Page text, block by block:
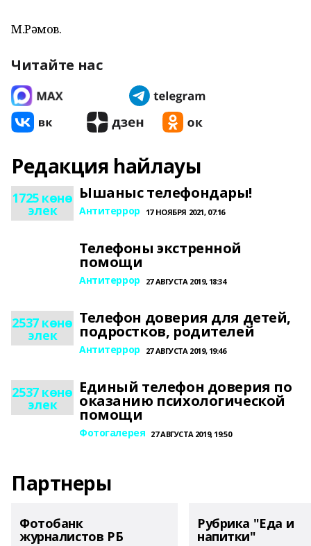
М.Рәмов.
Читайте нас
Редакция һайлауы
1725 көнө
элек
Ышаныс телефондары!
Антитеррор 17 НОЯБРЯ 2021, 07:16
Телефоны экстренной
помощи
Антитеррор 27 АВГУСТА 2019, 18:34
2537 көнө
элек
Телефон доверия для детей,
подростков, родителей
Антитеррор 27 АВГУСТА 2019, 19:46
2537 көнө
элек
Единый телефон доверия по
оказанию психологической
помощи
Фотогалерея 27 АВГУСТА 2019, 19:50
Партнеры
Фотобанк
журналистов РБ
Рубрика "Еда и
напитки"